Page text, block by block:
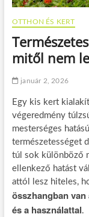
OTTHON ÉS KERT
mitől nem
január 2, 2026
Egy kis kert
végeredmény
mesterséges
természetességet
túl sok különböző
ellenkező hatást
attól lesz hiteles,
összhangban
és a használattal.